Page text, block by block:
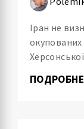
Іран не